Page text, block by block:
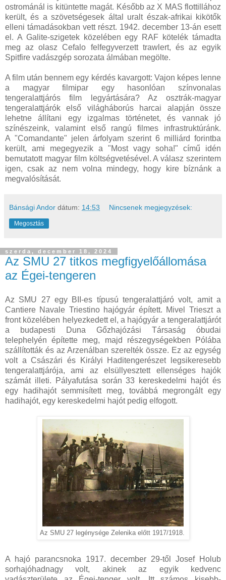
ostrománál is kitüntette magát. Később az X MAS flottillához
került, és a szövetségesek által uralt észak-afrikai kikötők
elleni támadásokban vett részt. 1942. december 13-án esett
el. A Galite-szigetek közelében egy RAF kötelék támadta
meg az olasz Cefalo felfegyverzett trawlert, és az egyik
Spitfire vadászgép sorozata álmában megölte.
A film után bennem egy kérdés kavargott: Vajon képes lenne
a magyar filmipar egy hasonlóan színvonalas
tengeralattjárós film legyártására? Az osztrák-magyar
tengeralattjárók első világháborús harcai alapján össze
lehetne állítani egy izgalmas történetet, és vannak jó
színészeink, valamint első rangú filmes infrastruktúránk.
A "Comandante" jelen árfolyam szerint 6 milliárd forintba
került, ami megegyezik a "Most vagy soha!" című idén
bemutatott magyar film költségvetésével. A válasz szerintem
igen, csak az nem volna mindegy, hogy kire bíznánk a
megvalósítását.
Bánsági Andor dátum: 14:53 Nincsenek megjegyzések:
Megosztás
szerda, december 18, 2024
Az SMU 27 titkos megfigyelőállomása
az Égei-tengeren
Az SMU 27 egy BII-es típusú tengeralattjáró volt, amit a
Cantiere Navale Triestino hajógyár épített. Mivel Trieszt a
front közelében helyezkedett el, a hajógyár a tengeralattjárót
a budapesti Duna Gőzhajózási Társaság óbudai
telephelyén építette meg, majd részegységekben Pólába
szállították és az Arzenálban szerelték össze. Ez az egység
volt a Császári és Királyi Haditengerészet legsikeresebb
tengeralattjárója, ami az elsüllyesztett ellenséges hajók
számát illeti. Pályafutása során 33 kereskedelmi hajót és
egy hadihajót semmisített meg, továbbá megrongált egy
hadihajót, egy kereskedelmi hajót pedig elfogott.
Az SMU 27 legénysége Zelenika előtt 1917/1918.
A hajó parancsnoka 1917. december 29-től Josef Holub
sorhajóhadnagy volt, akinek az egyik kedvenc